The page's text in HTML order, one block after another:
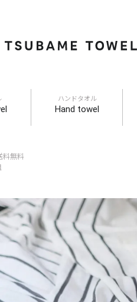
ハンドタオル
Hand towel
料無料